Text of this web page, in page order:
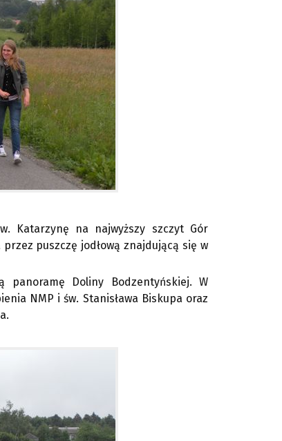
Katarzynę na najwyższy szczyt Gór
puszczę jodłową znajdującą się w
Doliny Bodzentyńskiej. W
NMP i św. Stanisława Biskupa oraz